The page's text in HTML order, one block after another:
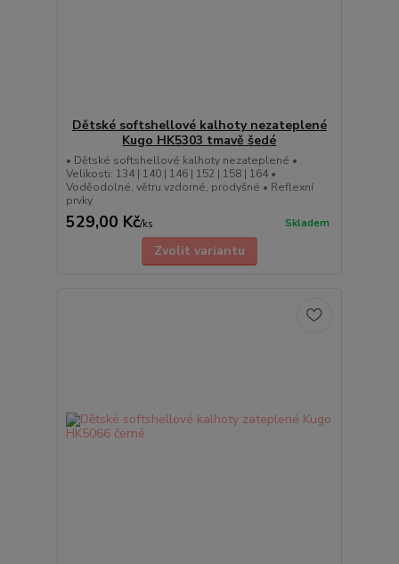
Dětské softshellové kalhoty nezateplené
Kugo HK5303 tmavě šedé
• Dětské softshellové kalhoty nezateplené •
Velikosti: 134 | 140 | 146 | 152 | 158 | 164 •
Voděodolné, větru vzdorné, prodyšné • Reflexní
prvky
529,00 Kč/ks Skladem
Zvolit variantu